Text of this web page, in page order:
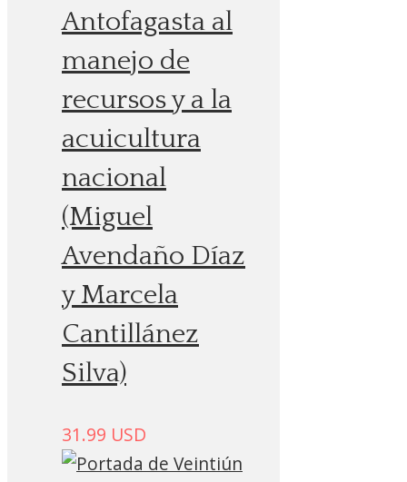
Antofagasta al
manejo de
recursos y a la
acuicultura
nacional
(Miguel
Avendaño Díaz
y Marcela
Cantillánez
Silva)
31.99 USD